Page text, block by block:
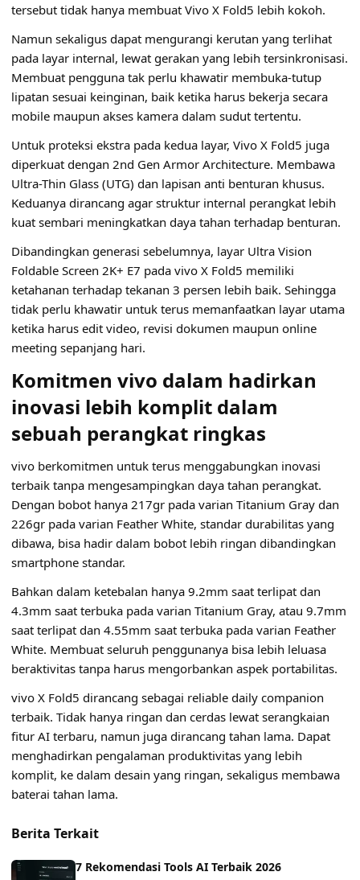
tersebut tidak hanya membuat Vivo X Fold5 lebih kokoh.
Namun sekaligus dapat mengurangi kerutan yang terlihat
pada layar internal, lewat gerakan yang lebih tersinkronisasi.
Membuat pengguna tak perlu khawatir membuka-tutup
lipatan sesuai keinginan, baik ketika harus bekerja secara
mobile maupun akses kamera dalam sudut tertentu.
Untuk proteksi ekstra pada kedua layar, Vivo X Fold5 juga
diperkuat dengan 2nd Gen Armor Architecture. Membawa
Ultra-Thin Glass (UTG) dan lapisan anti benturan khusus.
Keduanya dirancang agar struktur internal perangkat lebih
kuat sembari meningkatkan daya tahan terhadap benturan.
Dibandingkan generasi sebelumnya, layar Ultra Vision
Foldable Screen 2K+ E7 pada vivo X Fold5 memiliki
ketahanan terhadap tekanan 3 persen lebih baik. Sehingga
tidak perlu khawatir untuk terus memanfaatkan layar utama
ketika harus edit video, revisi dokumen maupun online
meeting sepanjang hari.
Komitmen vivo dalam hadirkan
inovasi lebih komplit dalam
sebuah perangkat ringkas
vivo berkomitmen untuk terus menggabungkan inovasi
terbaik tanpa mengesampingkan daya tahan perangkat.
Dengan bobot hanya 217gr pada varian Titanium Gray dan
226gr pada varian Feather White, standar durabilitas yang
dibawa, bisa hadir dalam bobot lebih ringan dibandingkan
smartphone standar.
Bahkan dalam ketebalan hanya 9.2mm saat terlipat dan
4.3mm saat terbuka pada varian Titanium Gray, atau 9.7mm
saat terlipat dan 4.55mm saat terbuka pada varian Feather
White. Membuat seluruh penggunanya bisa lebih leluasa
beraktivitas tanpa harus mengorbankan aspek portabilitas.
vivo X Fold5 dirancang sebagai reliable daily companion
terbaik. Tidak hanya ringan dan cerdas lewat serangkaian
fitur AI terbaru, namun juga dirancang tahan lama. Dapat
menghadirkan pengalaman produktivitas yang lebih
komplit, ke dalam desain yang ringan, sekaligus membawa
baterai tahan lama.
Berita Terkait
7 Rekomendasi Tools AI Terbaik 2026